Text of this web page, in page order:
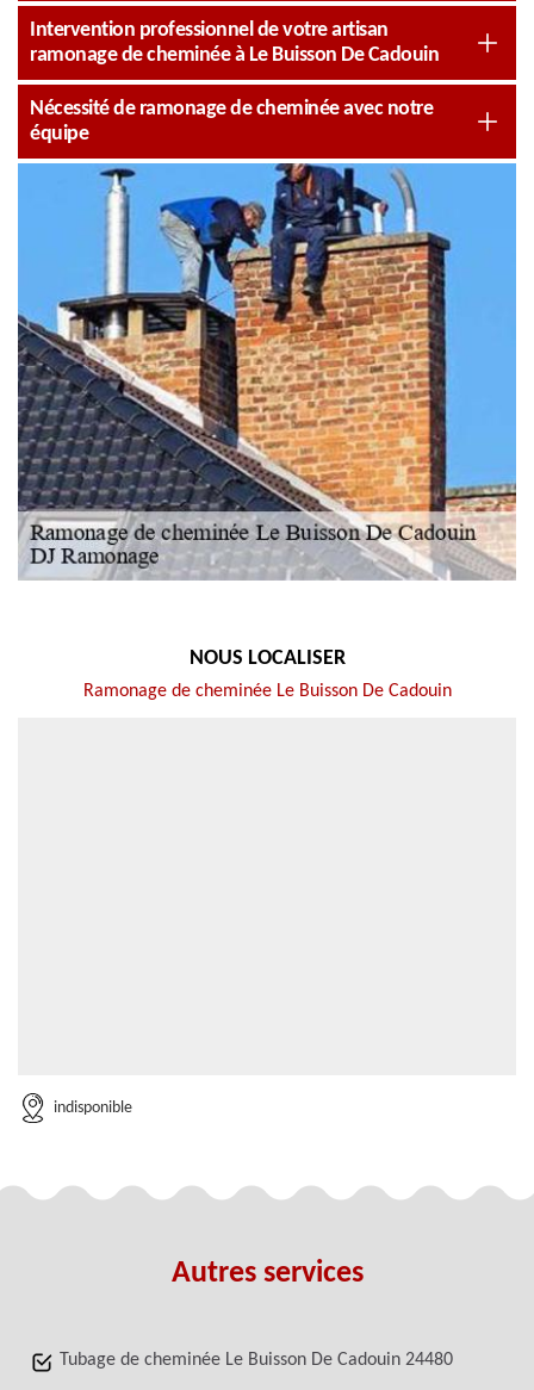
Intervention professionnel de votre artisan
ramonage de cheminée à Le Buisson De Cadouin
Nécessité de ramonage de cheminée avec notre
équipe
NOUS LOCALISER
Ramonage de cheminée Le Buisson De Cadouin
indisponible
Autres services
Tubage de cheminée Le Buisson De Cadouin 24480